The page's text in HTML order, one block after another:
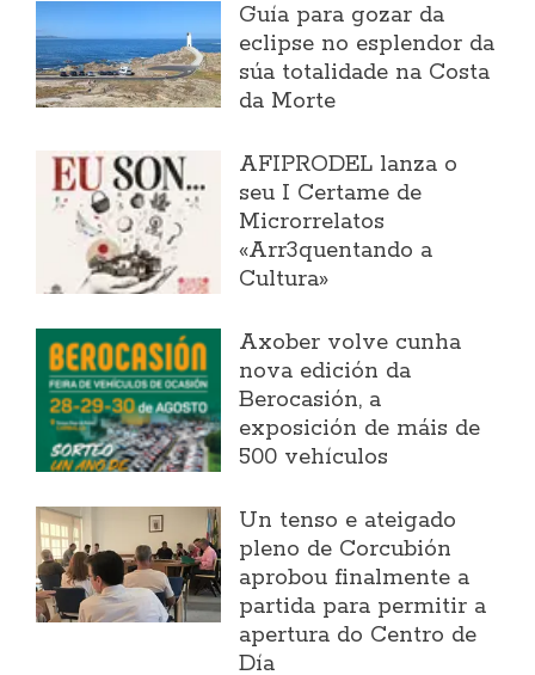
Guía para gozar da
eclipse no esplendor da
súa totalidade na Costa
da Morte
AFIPRODEL lanza o
seu I Certame de
Microrrelatos
«Arr3quentando a
Cultura»
Axober volve cunha
nova edición da
Berocasión, a
exposición de máis de
500 vehículos
Un tenso e ateigado
pleno de Corcubión
aprobou finalmente a
partida para permitir a
apertura do Centro de
Día